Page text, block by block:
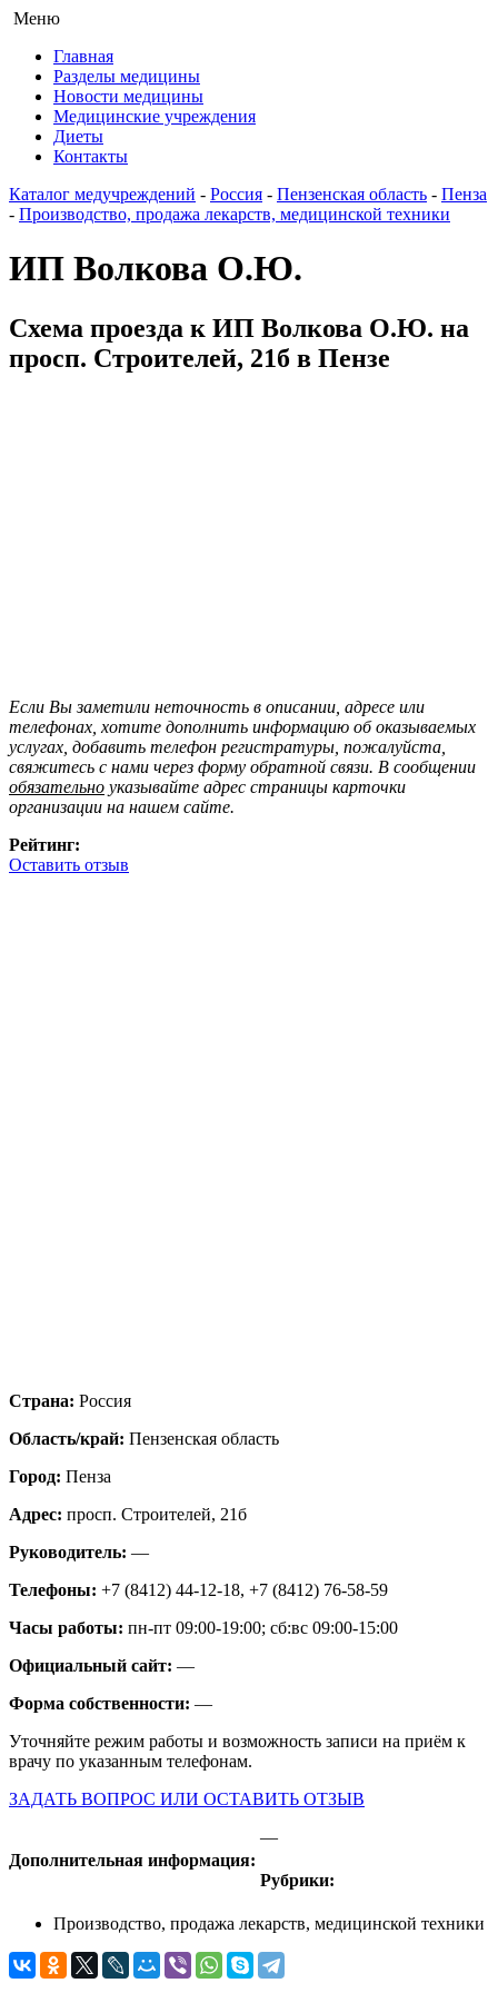
Меню
Главная
Разделы медицины
Новости медицины
Медицинские учреждения
Диеты
Контакты
Каталог медучреждений - Россия - Пензенская область - Пенза
- Производство, продажа лекарств, медицинской техники
ИП Волкова О.Ю.
Схема проезда к ИП Волкова О.Ю. на
просп. Строителей, 21б в Пензе
Если Вы заметили неточность в описании, адресе или
телефонах, хотите дополнить информацию об оказываемых
услугах, добавить телефон регистратуры, пожалуйста,
свяжитесь с нами через форму обратной связи. В сообщении
обязательно указывайте адрес страницы карточки
организации на нашем сайте.
Рейтинг:
Оставить отзыв
Страна: Россия
Область/край: Пензенская область
Город: Пенза
Адрес: просп. Строителей, 21б
Руководитель: —
Телефоны: +7 (8412) 44-12-18, +7 (8412) 76-58-59
Часы работы: пн-пт 09:00-19:00; сб:вс 09:00-15:00
Официальный сайт: —
Форма собственности: —
Уточняйте режим работы и возможность записи на приём к
врачу по указанным телефонам.
ЗАДАТЬ ВОПРОС ИЛИ ОСТАВИТЬ ОТЗЫВ
Дополнительная информация:
—
Рубрики:
Производство, продажа лекарств, медицинской техники